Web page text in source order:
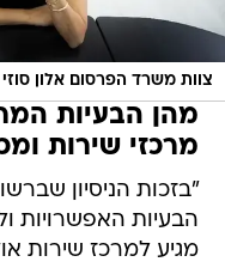
צוות משרד הפרסום אלון סוזי
מהן הבעיות
מרכזי שירות
"בזכות הניסיון
הבעיות האפשרויות
מגיע למרכז שירות